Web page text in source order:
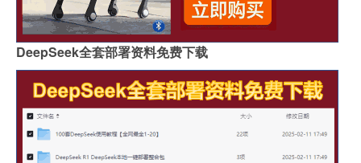
DeepSeek全套部署资料免费下载